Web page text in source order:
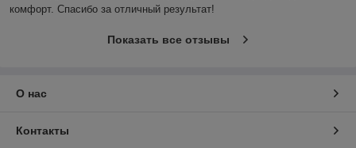
комфорт. Спасибо за отличный результат!
Показать все отзывы
О нас
Контакты